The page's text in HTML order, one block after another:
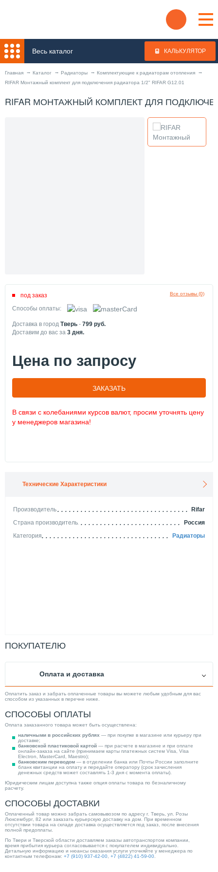
Весь каталог КАЛЬКУЛЯТОР
Главная Каталог Радиаторы
Комплектующие к радиаторам отопления
RIFAR Монтажный комплект для подключения радиатора 1/2" RIFAR G12.01
RIFAR МОНТАЖНЫЙ КОМПЛЕКТ ДЛЯ
Все отзывы (0)
под заказ
Способы оплаты:
Доставка в город Тверь - 799 руб.
Доставим до вас за 3 дня.
Цена по запросу
ЗАКАЗАТЬ
В связи с колебаниями курсов валют, просим уточнять цену
у менеджеров магазина!
Технические Характеристики
Производитель
Rifar
Страна производитель
Россия
Категория
Радиаторы
ПОКУПАТЕЛЮ
Оплата и доставка
Оплатить заказ и забрать оплаченные товары вы можете любым удобным для вас
способом из указанных в перечне ниже.
СПОСОБЫ ОПЛАТЫ
Оплата заказанного товара может быть осуществлена:
наличными в российских рублях — при покупке в магазине или курьеру при
доставке;
банковской пластиковой картой — при расчете в магазине и при оплате
онлайн-заказа на сайте (принимаем карты платежных систем Visa, Visa
Electron, MasterCard, Maestro);
банковским переводом — в отделении банка или Почты России заполните
бланк квитанции на оплату и передайте оператору (срок зачисления
денежных средств может составлять 1-3 дня с момента оплаты).
Юридическим лицам доступна также опция оплаты товара по безналичному
расчету.
СПОСОБЫ ДОСТАВКИ
Оплаченный товар можно забрать самовывозом по адресу г. Тверь, ул. Розы
Люксембург, 82 или заказать курьерскую доставку на дом. При временном
отсутствии товара на складе доставка осуществляется под заказ, после внесения
полной предоплаты.
По Твери и Тверской области доставляем заказы автотранспортом компании,
время прибытия курьера согласовывается с покупателем индивидуально.
Детальную информацию и нюансы оказания услуги уточняйте у менеджера по
контактным телефонам: +7 (910) 937-42-00 +7 (4822) 41-59-00